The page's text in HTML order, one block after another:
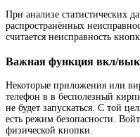
При анализе статистических
распространённых
считается неисправность
Важная функция вкл/
Некоторые приложения или
телефон в в бесполезный
не будет запускаться. С той
есть режим безопасности.
физической кнопки.